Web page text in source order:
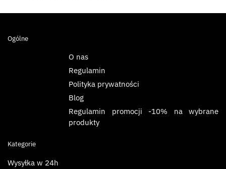
Ogólne
O nas
Regulamin
Polityka prywatności
Blog
Regulamin promocji -10% na wybrane
produkty
Kategorie
Wysyłka w 24h